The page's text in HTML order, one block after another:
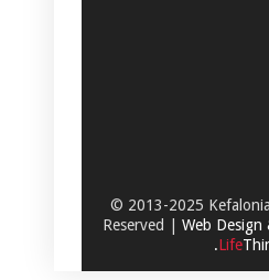
© 2013-2025
Reserved | Web Design
.Life